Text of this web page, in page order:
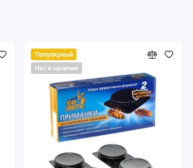
Популярный
Нет в наличии